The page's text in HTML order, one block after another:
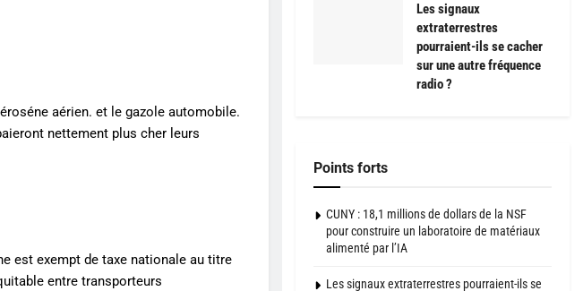
aérien. et le gazole automobile.
nettement plus cher leurs
est exempt de taxe nationale au titre
entre transporteurs
Les signaux
extraterrestres
pourraient-ils se cacher
sur une autre fréquence
radio ?
Points forts
CUNY : 18,1 millions de dollars de la NSF
pour construire un laboratoire de matériaux
alimenté par l’IA
Les signaux extraterrestres pourraient-ils se